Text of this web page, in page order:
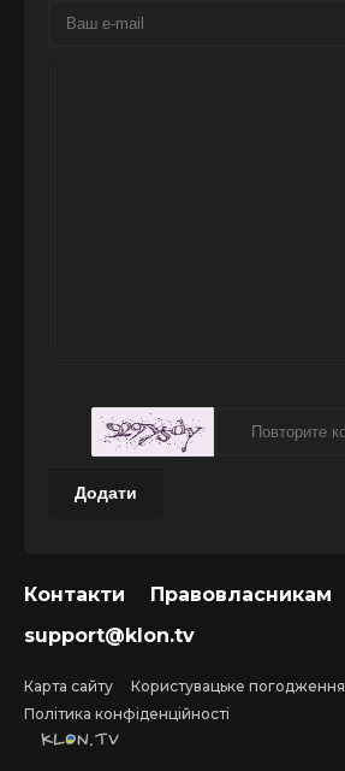
Додати
Контакти
Правовласникам
support@klon.tv
Карта сайту
Користувацьке погодження
Політика конфіденційності